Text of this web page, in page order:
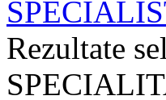
Rezultate